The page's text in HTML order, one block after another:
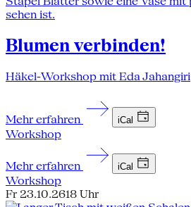
Blumen verbinden!
Häkel-Workshop mit Eda Jahangiri
Mehr erfahren iCal
Workshop
Mehr erfahren iCal
Workshop
Fr 23.10.2618 Uhr